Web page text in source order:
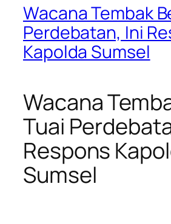
Wacana Tembak
Perdebatan, Ini
Kapolda Sumsel
Wacana
Tuai
Respons
Sumsel